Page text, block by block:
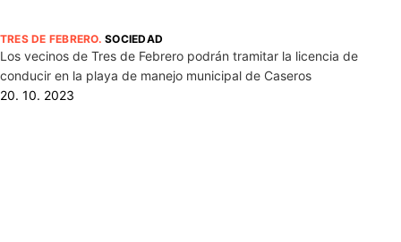
TRES DE FEBRERO.SOCIEDAD
Los vecinos de Tres de Febrero podrán tramitar la licencia de
conducir en la playa de manejo municipal de Caseros
20. 10. 2023